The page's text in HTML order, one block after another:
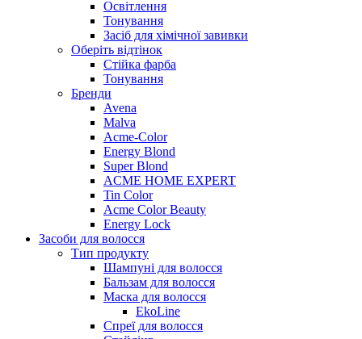
Освітлення
Тонування
Засіб для хімічної завивки
Оберіть відтінок
Стійка фарба
Тонування
Бренди
Avena
Malva
Acme-Color
Energy Blond
Super Blond
ACME HOME EXPERT
Tin Color
Acme Color Beauty
Energy Lock
Засоби для волосся
Тип продукту
Шампуні для волосся
Бальзам для волосся
Маска для волосся
EkoLine
Спреї для волосся